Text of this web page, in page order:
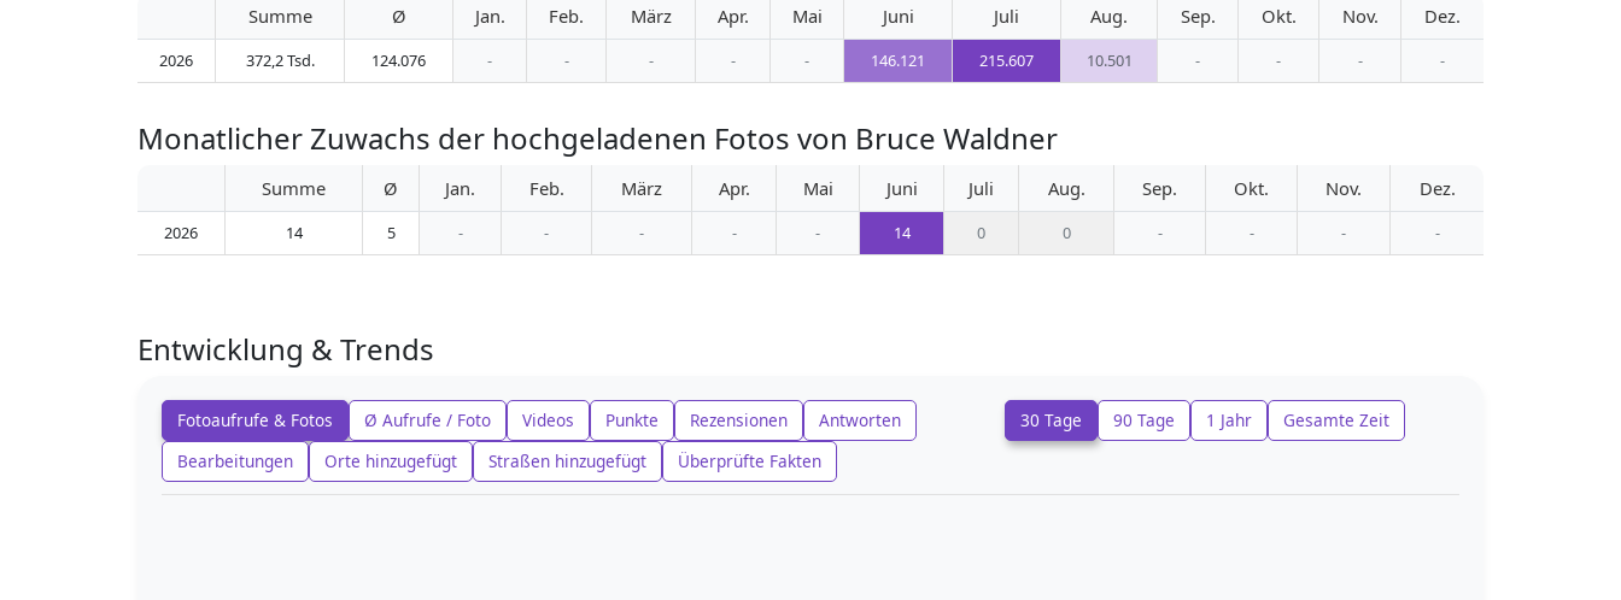
Summe Ø Jan. Feb. März Apr. Mai Juni Juli Aug. Sep. Okt. Nov. Dez.
2026 372,2 Tsd. 124.076 - - - - - 146.121 215.607 10.501 - - - -
Monatlicher Zuwachs der hochgeladenen Fotos von Bruce Waldner
Summe Ø Jan. Feb. März Apr. Mai Juni Juli Aug. Sep. Okt. Nov. Dez.
2026 14 5 - - - - - 14 0 0 - - - -
Entwicklung & Trends
Fotoaufrufe & Fotos Ø Aufrufe / Foto Videos Punkte Rezensionen
Antworten
Bearbeitungen
Orte hinzugefügt Straßen hinzugefügt Überprüfte Fakten
30 Tage 90 Tage 1 Jahr Gesamte Zeit